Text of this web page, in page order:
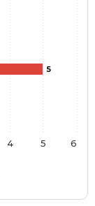
5
4 5 6